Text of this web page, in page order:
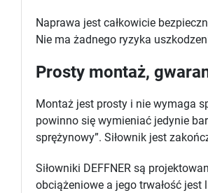
Naprawa jest całkowicie
Nie ma żadnego ryzyka
Prosty montaż,
Montaż jest prosty i nie wymaga
powinno się wymieniać jedynie
sprężynowy”. Siłownik jest
Siłowniki DEFFNER są
obciążeniowe a jego trwałość